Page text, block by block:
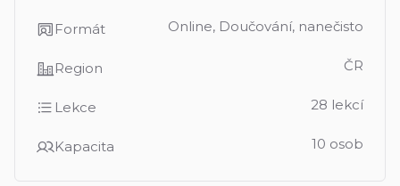
Formát Online, Doučování, nanečisto
Region ČR
Lekce 28 lekcí
Kapacita 10 osob